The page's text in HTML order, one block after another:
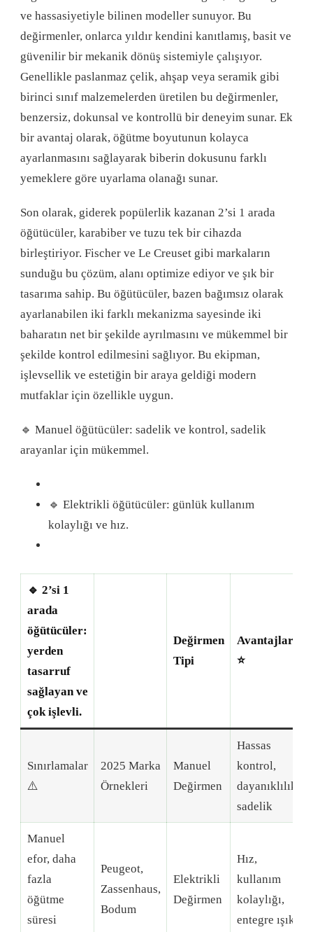
ve hassasiyetiyle bilinen modeller sunuyor. Bu
değirmenler, onlarca yıldır kendini kanıtlamış, basit ve
güvenilir bir mekanik dönüş sistemiyle çalışıyor.
Genellikle paslanmaz çelik, ahşap veya seramik gibi
birinci sınıf malzemelerden üretilen bu değirmenler,
benzersiz, dokunsal ve kontrollü bir deneyim sunar. Ek
bir avantaj olarak, öğütme boyutunun kolayca
ayarlanmasını sağlayarak biberin dokusunu farklı
yemeklere göre uyarlama olanağı sunar.
Son olarak, giderek popülerlik kazanan 2’si 1 arada
öğütücüler, karabiber ve tuzu tek bir cihazda
birleştiriyor. Fischer ve Le Creuset gibi markaların
sunduğu bu çözüm, alanı optimize ediyor ve şık bir
tasarıma sahip. Bu öğütücüler, bazen bağımsız olarak
ayarlanabilen iki farklı mekanizma sayesinde iki
baharatın net bir şekilde ayrılmasını ve mükemmel bir
şekilde kontrol edilmesini sağlıyor. Bu ekipman,
işlevsellik ve estetiğin bir araya geldiği modern
mutfaklar için özellikle uygun.
🔹 Manuel öğütücüler: sadelik ve kontrol, sadelik
arayanlar için mükemmel.
🔹 Elektrikli öğütücüler: günlük kullanım
kolaylığı ve hız.
🔹 2’si 1
arada
öğütücüler:
yerden
tasarruf
sağlayan ve
çok işlevli.
Değirmen
Tipi
Avantajlar
⭐
Sınırlamalar
⚠️
2025 Marka
Örnekleri
Manuel
Değirmen
Hassas
kontrol,
dayanıklılık,
sadelik
Manuel
efor, daha
fazla
öğütme
süresi
Peugeot,
Zassenhaus,
Bodum
Elektrikli
Değirmen
Hız,
kullanım
kolaylığı,
entegre ışık